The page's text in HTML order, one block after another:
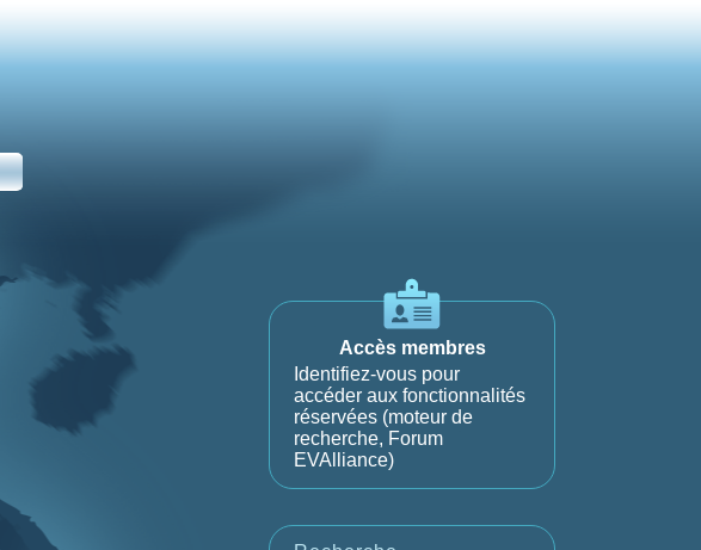
Accès membres
Identifiez-vous pour
accéder aux fonctionnalités
réservées (moteur de
recherche, Forum
EVAlliance)